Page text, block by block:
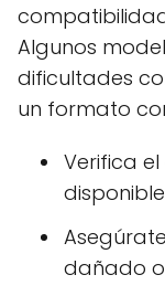
Algunos
dificultades
un formato
Verifica
dañado